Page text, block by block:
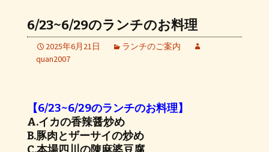
6/23~6/29のランチのお料理
2025年6月21日
ランチのご案内
quan2007
【6/23~6/29のランチのお料理】
A.イカの香辣醤炒め
B.豚肉とザーサイの炒め